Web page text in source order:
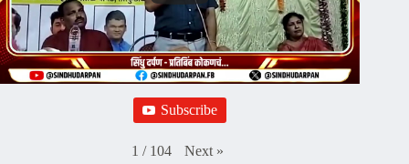
Subscribe
1 / 104 Next »